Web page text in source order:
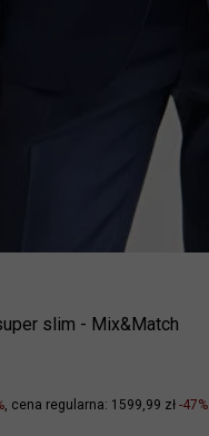
slim - Mix&Match
cena regularna: 1599,99 zł -47%